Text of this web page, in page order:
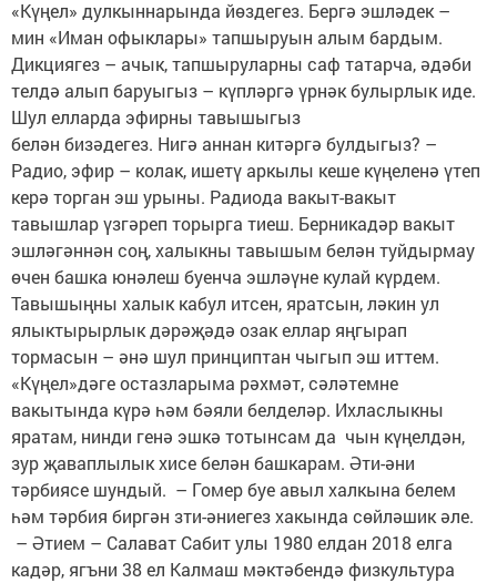
«Күңел» дулкыннарында йөздегез. Бергә эшләдек –
мин «Иман офыклары» тапшыруын алым бардым.
Дикциягез – ачык, тапшыруларны саф татарча, әдәби
телдә алып баруыгыз – күпләргә үрнәк булырлык иде.
Шул елларда эфирны тавышыгыз
белән бизәдегез. Нигә аннан китәргә булдыгыз? –
Радио, эфир – колак, ишетү аркылы кеше күңеленә үтеп
керә торган эш урыны. Радиода вакыт-вакыт
тавышлар үзгәреп торырга тиеш. Берникадәр вакыт
эшләгәннән соң, халыкны тавышым белән туйдырмау
өчен башка юнәлеш буенча эшләүне кулай күрдем.
Тавышыңны халык кабул итсен, яратсын, ләкин ул
ялыктырырлык дәрәҗәдә озак еллар яңгырап
тормасын – әнә шул принциптан чыгып эш иттем.
«Күңел»дәге остазларыма рәхмәт, сәләтемне
вакытында күрә һәм бәяли белделәр. Ихласлыкны
яратам, нинди генә эшкә тотынсам да чын күңелдән,
зур җаваплылык хисе белән башкарам. Әти-әни
тәрбиясе шундый. – Гомер буе авыл халкына белем
һәм тәрбия биргән зти-әниегез хакында сөйләшик әле.
– Әтием – Салават Сабит улы 1980 елдан 2018 елга
кадәр, ягъни 38 ел Калмаш мәктәбендә физкультура